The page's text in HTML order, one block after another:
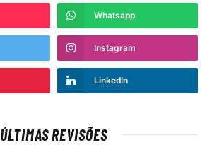
Whatsapp
Instagram
LinkedIn
ÚLTIMAS REVISÕES